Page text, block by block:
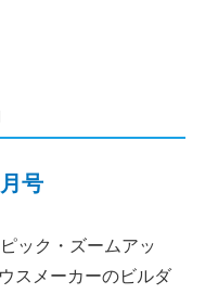
号
ック・ズームアッ
スメーカーのビルダ